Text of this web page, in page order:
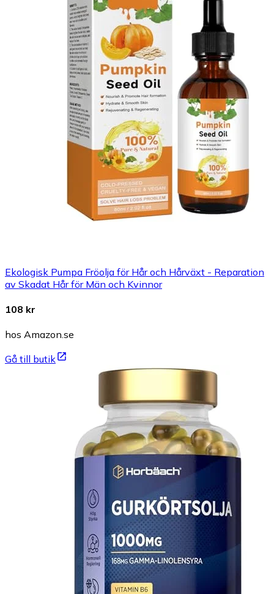
Ekologisk Pumpa Fröolja för Hår och Hårväxt - Reparation
av Skadat Hår för Män och Kvinnor
108 kr
hos Amazon.se
Gå till butik